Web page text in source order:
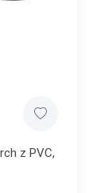
z PVC,